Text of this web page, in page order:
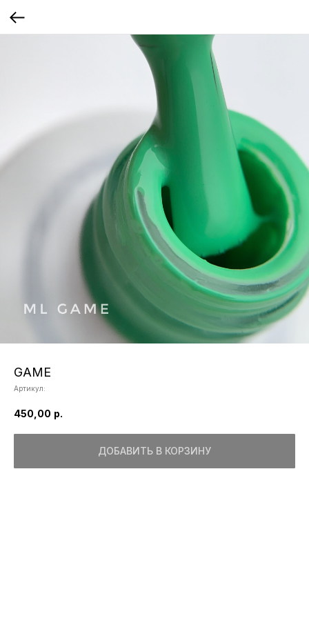
GAME
Артикул:
450,00 р.
ДОБАВИТЬ В КОРЗИНУ